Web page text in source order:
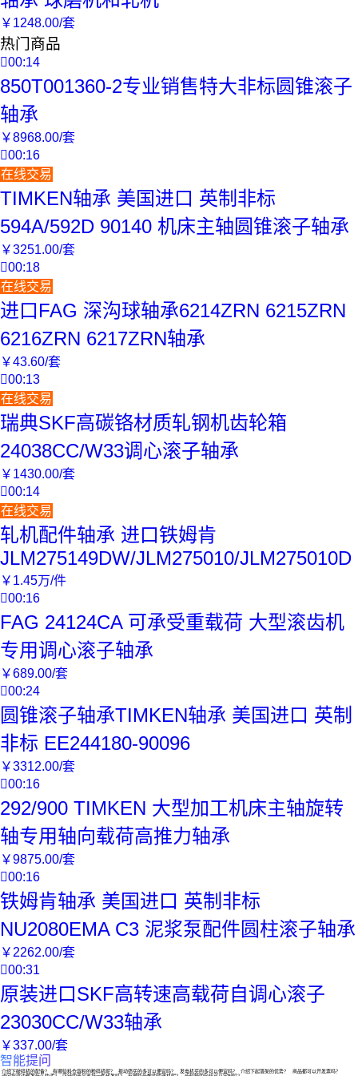
￥ 1248.00/套
热门商品
00:14
850T001360-2专业销售特大非标圆锥滚子
轴承
￥8968.00/套
00:16
在线交易
TIMKEN轴承 美国进口 英制非标
594A/592D 90140 机床主轴圆锥滚子轴承
￥3251.00/套
00:18
在线交易
进口FAG 深沟球轴承6214ZRN 6215ZRN
6216ZRN 6217ZRN轴承
￥43.60/套
00:13
在线交易
瑞典SKF高碳铬材质轧钢机齿轮箱
24038CC/W33调心滚子轴承
￥ 1430.00/套
00:14
在线交易
轧机配件轴承 进口铁姆肯
JLM275149DW/JLM275010/JLM275010D
￥ 1.45万/件
00:16
FAG 24124CA 可承受重载荷 大型滚齿机
专用调心滚子轴承
￥689.00/套
00:24
圆锥滚子轴承TIMKEN轴承 美国进口 英制
非标 EE244180-90096
￥3312.00/套
00:16
292/900 TIMKEN 大型加工机床主轴旋转
轴专用轴向载荷高推力轴承
￥9875.00/套
00:16
铁姆肯轴承 美国进口 英制非标
NU2080EMA C3 泥浆泵配件圆柱滚子轴承
￥ 2262.00/套
00:31
原装进口SKF高转速高载荷自调心滚子
23030CC/W33轴承
￥337.00/套
智能提问
介绍下破碎机的配备？ 有哪些料仓容积的粉碎机呢？ 振动筛买的多可以便宜吗？ 发电机买的多可以便宜吗？ 介绍下起落架的优势？
商品都可以开发票吗？